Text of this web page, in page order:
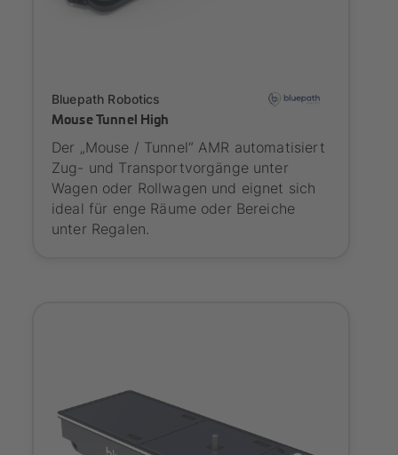
Bluepath Robotics
Mouse Tunnel High
Der „Mouse / Tunnel“ AMR automatisiert
Zug- und Transportvorgänge unter
Wagen oder Rollwagen und eignet sich
ideal für enge Räume oder Bereiche
unter Regalen.